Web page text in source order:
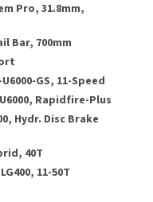
Pro, 31.8mm,
Bar, 700mm
GS, 11-Speed
Rapidfire-Plus
Hydr. Disc Brake
40T
11-50T